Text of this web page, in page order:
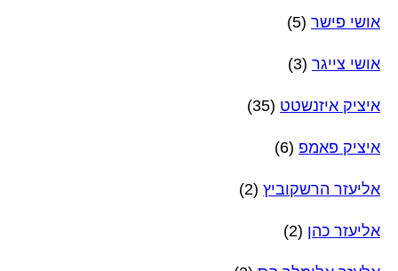
אושי פישר (5)
אושי צייגר (3)
איציק איזנשטט (35)
איציק פאמפ (6)
אליעזר הרשקוביץ (2)
אליעזר כהן (2)